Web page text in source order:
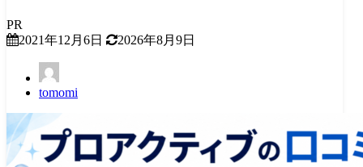
PR
2021年12月6日
2026年8月9日
tomomi